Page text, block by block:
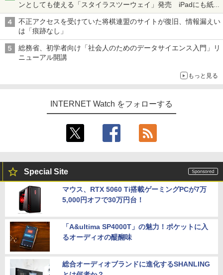
ンとしても使える「スタイラスツーウェイ」発売 iPadにも紙に
も、持ち替えずに書き込める
不正アクセスを受けていた将棋連盟のサイトが復旧、情報漏えい
は「痕跡なし」
総務省、初学者向け「社会人のためのデータサイエンス入門」リ
ニューアル開講
もっと見る
INTERNET Watch をフォローする
Special Site
マウス、RTX 5060 Ti搭載ゲーミングPCが7万
5,000円オフで30万円台！
「A&ultima SP4000T」の魅力！ポケットに入
るオーディオの醍醐味
総合オーディオブランドに進化するSHANLING